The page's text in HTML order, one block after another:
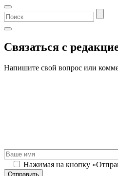
Связаться с
Напишите свой вопрос или
Нажимая на кнопку